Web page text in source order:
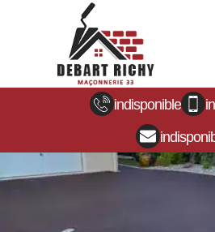
indisponible